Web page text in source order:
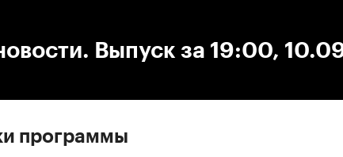
Выпуск за 19:00,
программы